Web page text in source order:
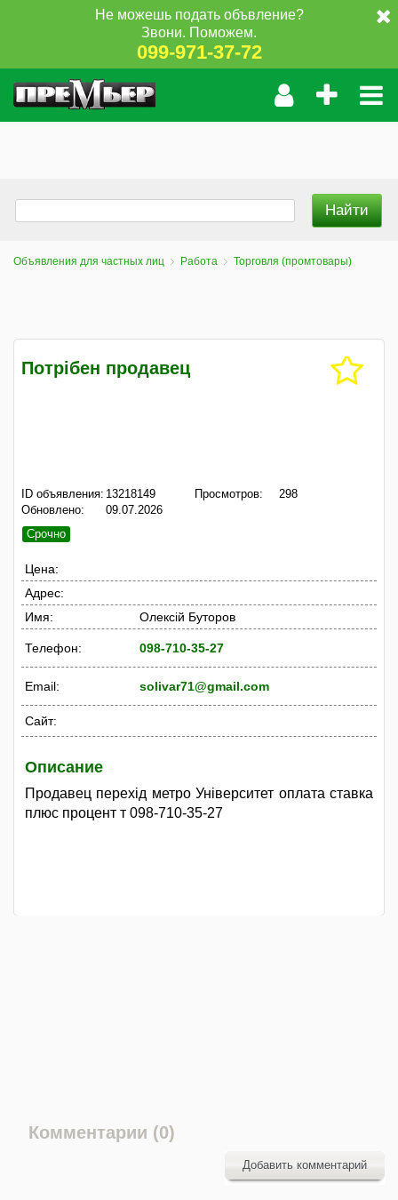
Не можешь подать объвление?
Звони. Поможем.
099-971-37-72
Объявления для частных лиц Работа Торговля (промтовары)
Потрібен продавец
ID объявления: 13218149
Обновлено:
09.07.2026
Просмотров: 298
Срочно
Цена:
Адрес:
Имя:
Олексій Буторов
Телефон: 098-710-35-27
Email: solivar71@gmail.com
Сайт:
Описание
Продавец перехід метро Університет оплата ставка
плюс процент т 098-710-35-27
Комментарии (0)
Добавить комментарий